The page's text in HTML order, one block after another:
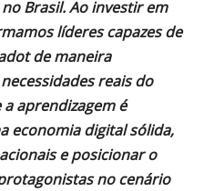
Brasil. Ao investir em
líderes capazes de
de maneira
reais do
aprendizagem é
economia digital sólida,
e posicionar o
no cenário